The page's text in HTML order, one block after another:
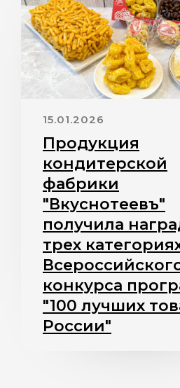
15.01.2026
Продукция
кондитерской
фабрики
"Вкуснотеевъ"
получила
трех
конкурса
"100 лучших
России"